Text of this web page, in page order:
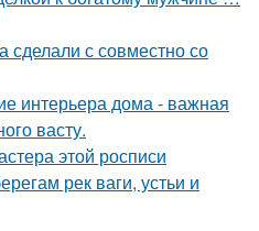
сделали с совместно со
интерьера дома - важная
васту.
этой росписи
рек ваги, устьи и